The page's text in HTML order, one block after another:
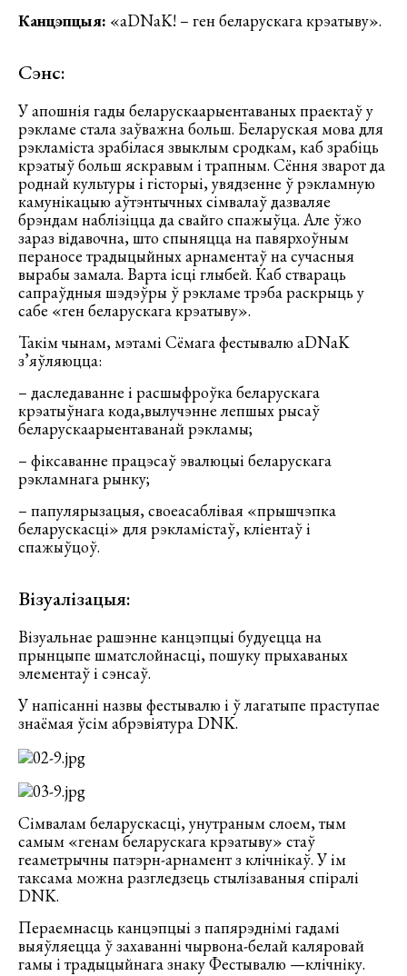
Канцэпцыя: «аDNаK! – ген беларускага крэатыву».
Сэнс:
У апошнія гады беларускаарыентаваных праектаў у
рэкламе стала заўважна больш. Беларуская мова для
рэкламіста зрабілася звыклым сродкам, каб зрабіць
крэатыў больш яскравым і трапным. Сёння зварот да
роднай культуры і гісторыі, увядзенне ў рэкламную
камунікацыю аўтэнтычных сімвалаў дазваляе
брэндам наблізіцца да свайго спажыўца. Але ўжо
зараз відавочна, што спыняцца на павярхоўным
пераносе традыцыйных арнаментаў на сучасныя
вырабы замала. Варта ісці глыбей. Каб ствараць
сапраўдныя шэдэўры ў рэкламе трэба раскрыць у
сабе «ген беларускага крэатыву».
Такім чынам, мэтамі Сёмага фестывалю aDNаK
з’яўляюцца:
– даследаванне і расшыфроўка беларускага
крэатыўнага кода,вылучэнне лепшых рысаў
беларускаарыентаванай рэкламы;
– фіксаванне працэсаў эвалюцыі беларускага
рэкламнага рынку;
– папулярызацыя, своеасаблівая «прышчэпка
беларускасці» для рэкламістаў, кліентаў і
спажыўцоў.
Візуалізацыя:
Візуальнае рашэнне канцэпцыі будуецца на
прынцыпе шматслойнасці, пошуку прыхаваных
элементаў і сэнсаў.
У напісанні назвы фестывалю і ў лагатыпе праступае
знаёмая ўсім абрэвіятура DNK.
Сімвалам беларускасці, унутраным слоем, тым
самым «генам беларускага крэатыву» стаў
геаметрычны патэрн-арнамент з клічнікаў. У ім
таксама можна разгледзець стылізаваныя спіралі
DNK.
Пераемнасць канцэпцыі з папярэднімі гадамі
выяўляецца ў захаванні чырвона-белай каляровай
гамы і традыцыйнага знаку Фестывалю —клічніку.